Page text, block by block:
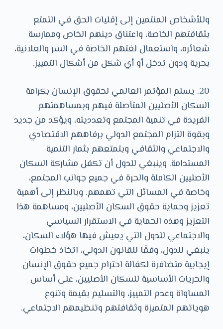
وللأشخاص المنتمين إلى إقليات الحق في التمتع
بثقافتهم الخاصة، واعتناق دينهم الخاص وممارسة
شعائره، واستعمال لغتهم الخاصة في السر والعلانية،
بحرية ودون تدخل أو أي شكل من أشكال التمييز.
20. يسلم المؤتمر العالمي لحقوق الإنسان بكرامة
السكان الأصليين المتأصلة فيهم وبمساهمتهم
الفريدة في تنمية المجتمع وتعدديته، ويؤكد من جديد
وبقوة التزام المجتمع الدولي برفاههم الاقتصادي
والاجتماعي والثقافي وبتمتعهم بثمار التنمية
المستدامة. وينبغي للدول أن تكفل مشاركة السكان
الأصليين الكاملة والحرة في جميع جوانب المجتمع،
وخاصة في المسائل التي تهمهم. وبالنظر إلى أهمية
تعزيز وحماية حقوق السكان الأصليين، ومساهمة هذا
التعزيز وهذه الحماية في الاستقرار السياسي
والاجتماعي للدول التي يعيش فيها هؤلاء السكان،
ينبغي للدول، وفقًا للقانون الدولي، اتخاذ خطوات
إيجابية متضافرة لكفالة احترام جميع حقوق الإنسان
والحريات الأساسية للسكان الأصليين، على أساس
المساواة وعدم التمييز، والتسليم بقيمة وتنوع
هوياتهم المتميزة وثقافتهم وتنظيمهم الاجتماعي.